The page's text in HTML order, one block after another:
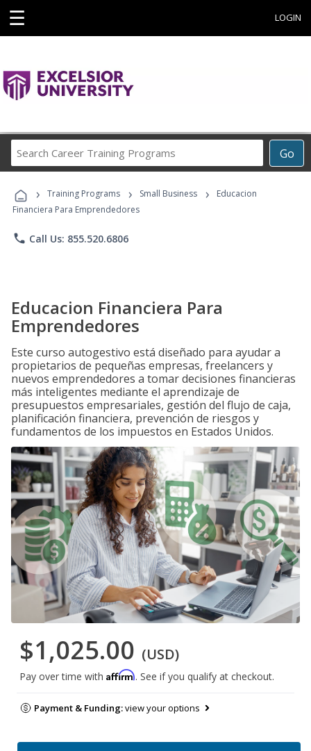
☰ LOGIN
Go
Career
Programs
› Training Programs › Small Business ›
Educacion
Financiera Para Emprendedores
phone Call Us: 855.520.6806
Educacion Financiera Para
Emprendedores
Este curso autogestivo está diseñado para ayudar a
propietarios de pequeñas empresas, freelancers y
nuevos emprendedores a tomar decisiones financieras
más inteligentes mediante el aprendizaje de
presupuestos empresariales, gestión del flujo de caja,
planificación financiera, prevención de riesgos y
fundamentos de los impuestos en Estados Unidos.
$1,025.00 (USD)
Pay over time with Affirm. See if you qualify at checkout.
Payment & Funding:view your options